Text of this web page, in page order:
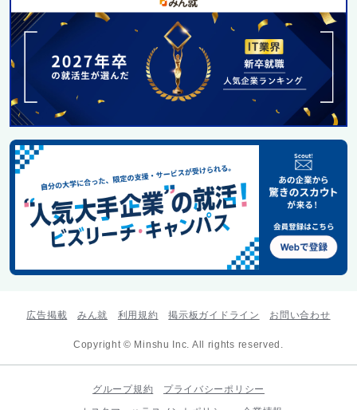
広告掲載 みん就 利用規約 掲示板ガイドライン お問い合わせ
Copyright © Minshu Inc. All rights reserved.
グループ規約
プライバシーポリシー